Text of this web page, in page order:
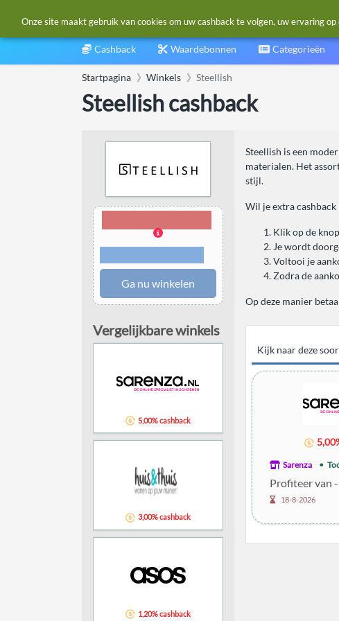
Cashback Waardebonnen Categorieën
Startpagina Winkels Steellish
Steellish cashback
Steellish is een
materialen. Het
stijl.
Wil je extra cashback
Klik op de knop
Je wordt
Voltooi je
Zodra de
Op deze manier
Kijk naar deze
Sarenza
Profiteer van
18-8-2026
Voorwaarden en
Ga nu winkelen
Vergelijkbare winkels
5,00% cashback
3,00% cashback
1,20% cashback
Onze site maakt gebruik van cookies om uw cashback te volgen, uw ervaring